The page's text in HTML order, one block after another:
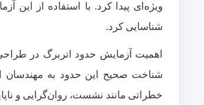
ویژه‌ای پیدا کرد. با استفاده از این
شناسایی کرد.
اهمیت آزمایش حدود اتربرگ در
شناخت صحیح این حدود به مهندسان
خطراتی مانند نشست، روان‌گرایی و